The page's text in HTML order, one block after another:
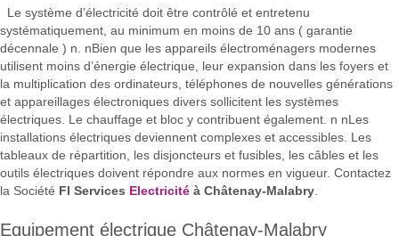
Le système d’électricité doit être contrôlé et entretenu
systématiquement, au minimum en moins de 10 ans ( garantie
décennale ) n. nBien que les appareils électroménagers modernes
utilisent moins d’énergie électrique, leur expansion dans les foyers et
la multiplication des ordinateurs, téléphones de nouvelles générations
et appareillages électroniques divers sollicitent les systèmes
électriques. Le chauffage et bloc y contribuent également. n nLes
installations électriques deviennent complexes et accessibles. Les
tableaux de répartition, les disjoncteurs et fusibles, les câbles et les
outils électriques doivent répondre aux normes en vigueur. Contactez
la Société FI Services Electricité à Châtenay-Malabry
Equipement électrique Châtenay-Malabry